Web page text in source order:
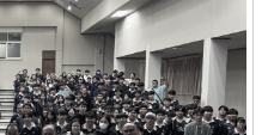
“Boon Sing Phrai”
event that reflects the
distinctive spirit of the
opening ceremony
Love Academy เป็น
ำซูชิ ในรายวิชาแปรรูป
งเน้นการเรียนรู้แบบ
รียมวัตถุดิบสัตว์น้ำ การเลือก